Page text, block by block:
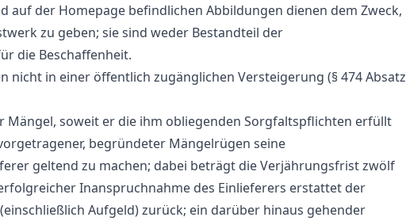
auf der Homepage befindlichen Abbildungen dienen dem Zweck,
zu geben; sie sind weder Bestandteil der
die Beschaffenheit.
in einer öffentlich zugänglichen Versteigerung (§ 474 Absatz
soweit er die ihm obliegenden Sorgfaltspflichten erfüllt
begründeter Mängelrügen seine
geltend zu machen; dabei beträgt die Verjährungsfrist zwölf
Inanspruchnahme des Einlieferers erstattet der
Aufgeld) zurück; ein darüber hinaus gehender